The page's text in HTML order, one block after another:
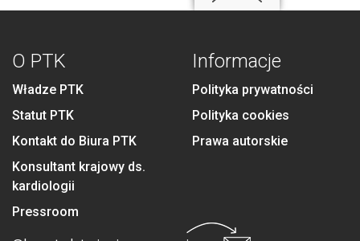
O PTK
Władze PTK
Statut PTK
Kontakt do Biura PTK
Konsultant krajowy ds.
kardiologii
Pressroom
Informacje
Polityka prywatności
Polityka cookies
Prawa autorskie